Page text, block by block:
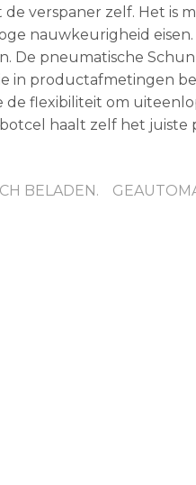
verspaner zelf. Het is
nauwkeurigheid
De pneumatische
in productafmetingen
de flexibiliteit om
haalt zelf het juiste
BELADEN.